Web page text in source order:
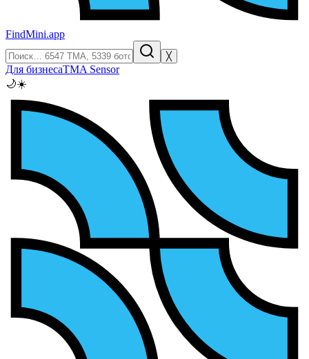
FindMini.app
╳
Для бизнесаTMA Sensor
🌙☀️